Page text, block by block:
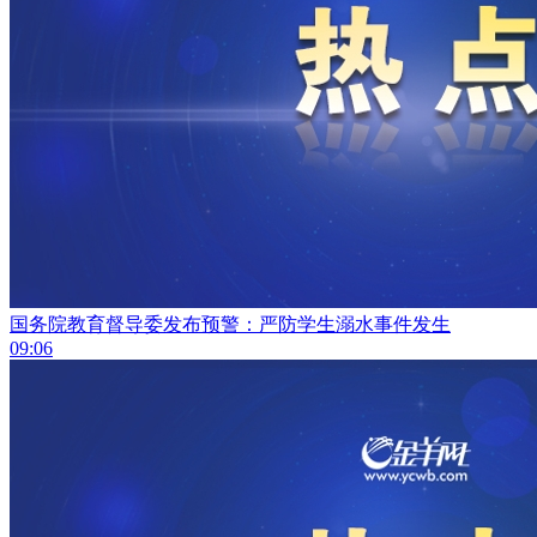
国务院教育督导委发布预警：严防学生溺水事件发生
09:06